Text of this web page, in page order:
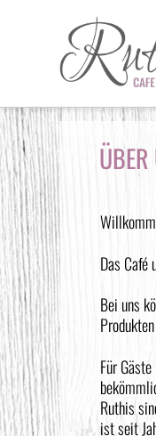
Das Café
Bei uns
Für
Ruthis
ist seit